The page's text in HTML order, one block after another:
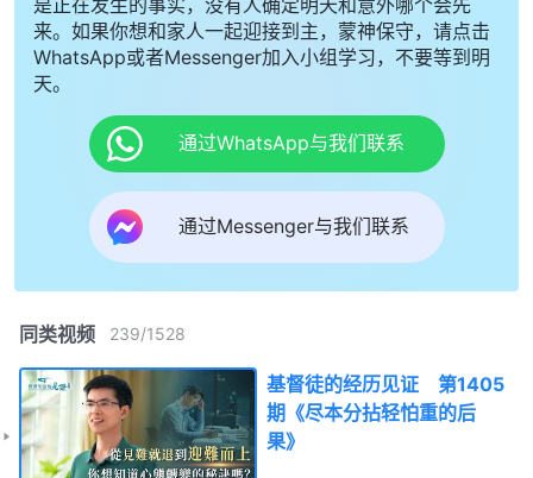
来。如果你想和家人一起迎接到主，蒙神保守，请点击
WhatsApp或者Messenger加入小组学习，不要等到明
天。
通过WhatsApp与我们联系
通过Messenger与我们联系
同类视频 239/1528
基督徒的经历见证 第1405
期《尽本分拈轻怕重的后
果》